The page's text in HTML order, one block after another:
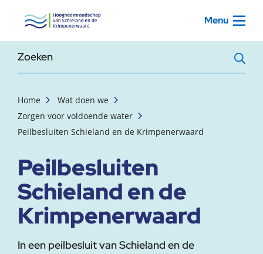
, startpagina Menu
Zoekterm
Home
Wat doen we
Zorgen voor voldoende water
Peilbesluiten Schieland en de Krimpenerwaard
Peilbesluiten
Schieland en de
Krimpenerwaard
In een peilbesluit van Schieland en de